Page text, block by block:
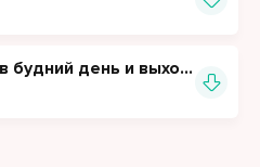
Я в КБ как домой в будний день и выходной